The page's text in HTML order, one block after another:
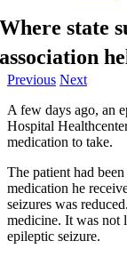
Where state
association
Previous Next
A few days ago, an
Hospital
medication to take.
The patient had
medication he
seizures was
medicine. It was not
epileptic seizure.